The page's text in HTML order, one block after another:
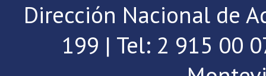
Dirección Nacional de
199 | Tel: 2 915 00